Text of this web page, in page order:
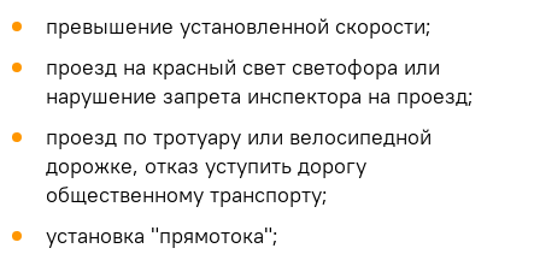
превышение установленной скорости;
проезд на красный свет светофора или
нарушение запрета инспектора на проезд;
проезд по тротуару или велосипедной
дорожке, отказ уступить дорогу
общественному транспорту;
установка "прямотока";